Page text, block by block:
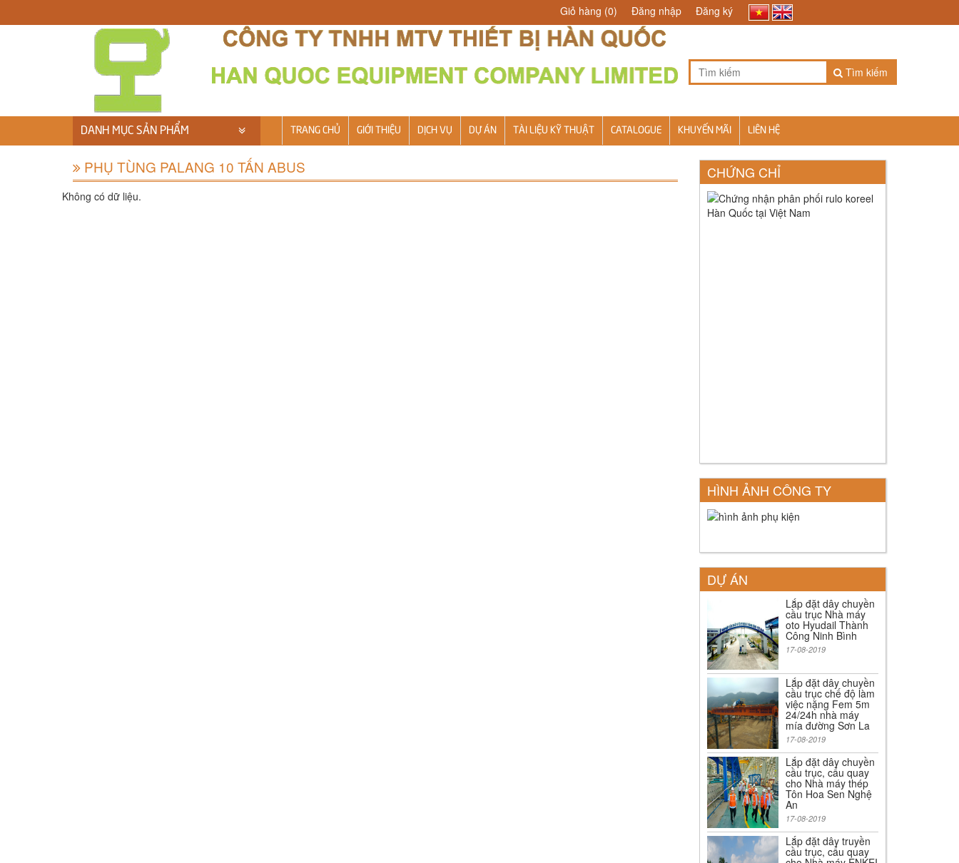
Giỏ hàng (0) Đăng nhập Đăng ký
Tìm kiếm
DANH MỤC SẢN PHẨM TRANG CHỦ GIỚI THIỆU DỊCH VỤ DỰ ÁN TÀI LIỆU KỸ THUẬT CATALOGUE KHUYẾN MÃI LIÊN HỆ
PHỤ TÙNG PALANG 10 TẤN ABUS
Không có dữ liệu.
CHỨNG CHỈ
HÌNH ẢNH CÔNG TY
DỰ ÁN
Lắp đặt dây chuyền
cầu trục Nhà máy
oto Hyudail Thành
Công Ninh Bình
17-08-2019
Lắp đặt dây chuyền
cầu trục chế độ làm
việc nặng Fem 5m
24/24h nhà máy
mía đường Sơn La
17-08-2019
Lắp đặt dây chuyền
cầu trục, cẩu quay
cho Nhà máy thép
Tôn Hoa Sen Nghệ
An
17-08-2019
Lắp đặt dây truyền
cầu trục, cẩu quay